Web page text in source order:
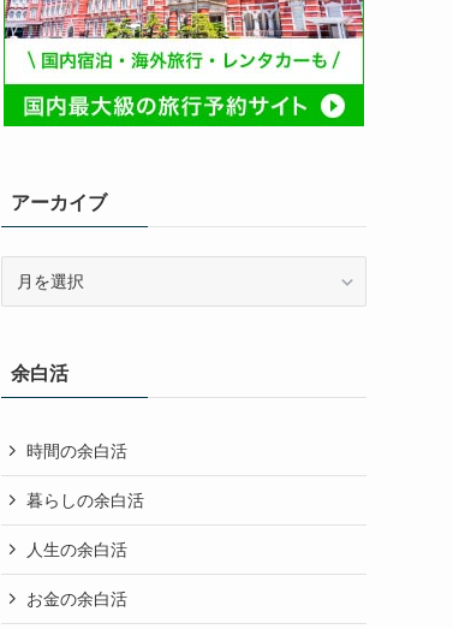
アーカイブ
ブ余白活
時間の余白活
暮らしの余白活
人生の余白活
お金の余白活